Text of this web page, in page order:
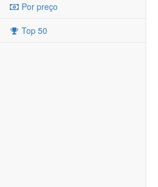
Por preço
Top 50